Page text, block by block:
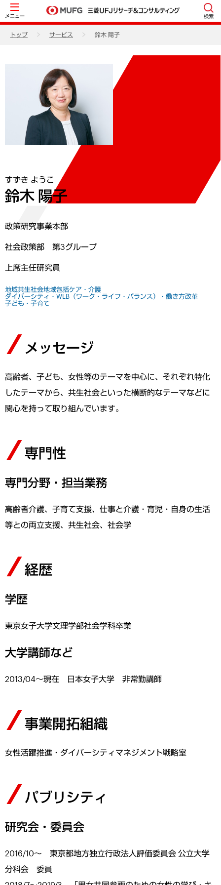
メニュー 検索
トップ サービス 鈴木 陽子
すずき ようこ
鈴木 陽子
政策研究事業本部
社会政策部 第3グループ
上席主任研究員
地域共生社会地域包括ケア・介護
ダイバーシティ・WLB（ワーク・ライフ・バランス）・働き方改革
子ども・子育て
メッセージ
高齢者、子ども、女性等のテーマを中心に、それぞれ特化
したテーマから、共生社会といった横断的なテーマなどに
関心を持って取り組んでいます。
専門性
専門分野・担当業務
高齢者介護、子育て支援、仕事と介護・育児・自身の生活
等との両立支援、共生社会、社会学
経歴
学歴
東京女子大学文理学部社会学科卒業
大学講師など
2013/04～現在 日本女子大学 非常勤講師
事業開拓組織
女性活躍推進・ダイバーシティマネジメント戦略室
パブリシティ
研究会・委員会
2016/10～ 東京都地方独立行政法人評価委員会 公立大学
分科会 委員